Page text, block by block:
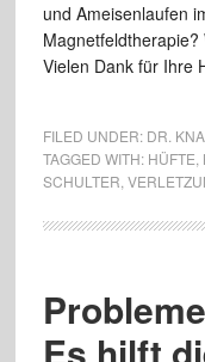
und Ameisenlaufen
Vielen Dank für Ihre
FILED UNDER: DR.
TAGGED WITH: HÜFTE
SCHULTER